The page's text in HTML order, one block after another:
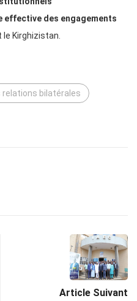
effective des engagements
le Kirghizistan.
bilatérales
Article Suivant